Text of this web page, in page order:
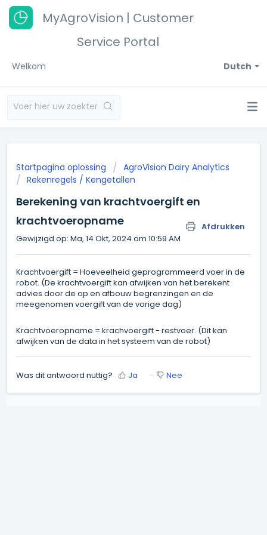
MyAgroVision | Customer
Service Portal
Dutch
Welkom
Startpagina oplossing
AgroVision Dairy Analytics
Rekenregels / Kengetallen
Berekening van krachtvoergift en
krachtvoeropname
Afdrukken
Gewijzigd op: Ma, 14 Okt, 2024 om 10:59 AM
Krachtvoergift = Hoeveelheid geprogrammeerd voer in de
robot. (De krachtvoergift kan afwijken van het berekent
advies door de op en afbouw begrenzingen en de
meegenomen voergift van de vorige dag)
Krachtvoeropname = krachvoergift - restvoer. (Dit kan
afwijken van de data in het systeem van de robot)
Was dit antwoord nuttig? Ja Nee